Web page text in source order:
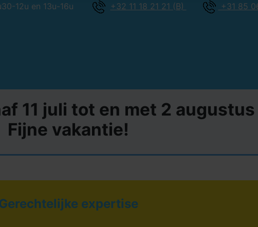
12u en 13u-16u +32 11 18 21 21 (B) +31 85
11 juli tot en met 2
Fijne vakantie!
expertise